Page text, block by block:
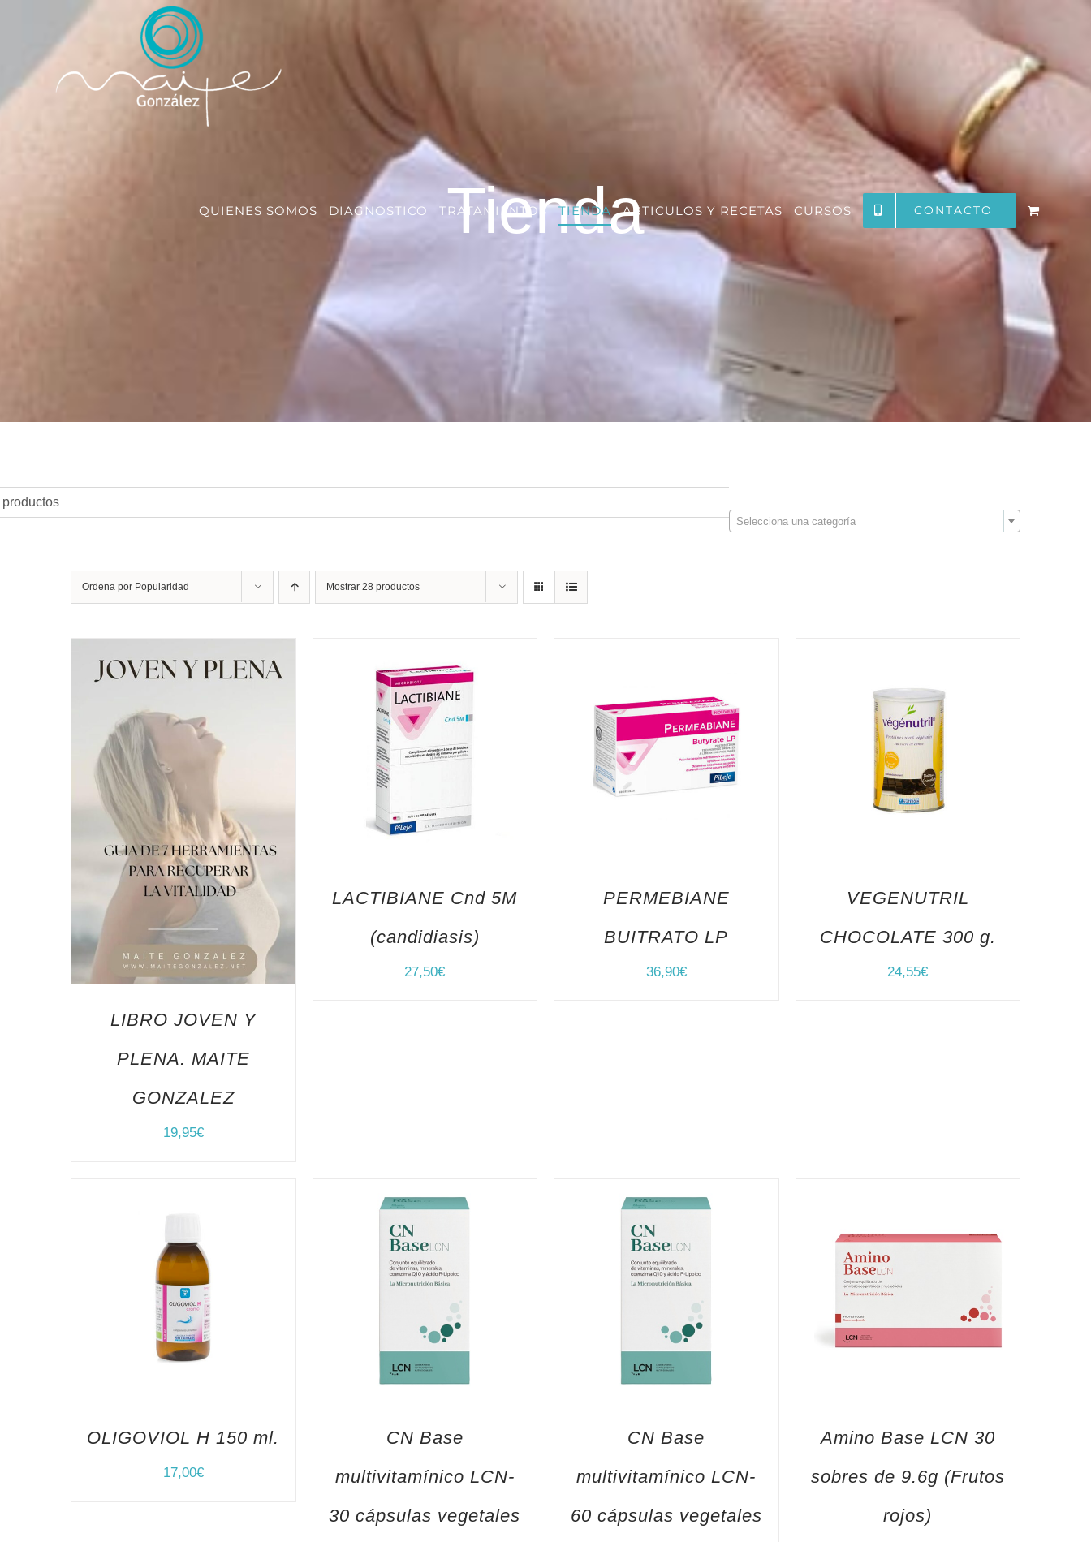
contenido
QUIENES SOMOS DIAGNOSTICO TRATAMIENTOS TIENDA ARTICULOS Y RECETAS CURSOS CONTACTO
Tienda
Selecciona una categoría
Ordena por Popularidad Mostrar 28 productos
LIBRO JOVEN Y
PLENA. MAITE
GONZALEZ
19,95€
LACTIBIANE Cnd 5M
(candidiasis)
27,50€
PERMEBIANE
BUITRATO LP
36,90€
VEGENUTRIL
CHOCOLATE 300 g.
24,55€
OLIGOVIOL H 150 ml.
17,00€
CN Base
multivitamínico LCN-
30 cápsulas vegetales
CN Base
multivitamínico LCN-
60 cápsulas vegetales
Amino Base LCN 30
sobres de 9.6g (Frutos
rojos)